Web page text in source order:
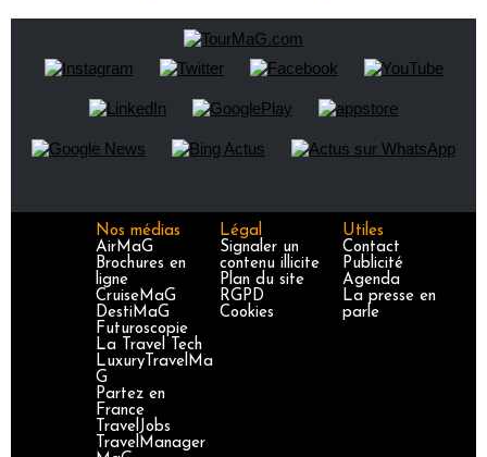
Nos médias
AirMaG
Brochures en
ligne
CruiseMaG
DestiMaG
Futuroscopie
La Travel Tech
LuxuryTravelMa
G
Partez en
France
TravelJobs
TravelManager
Légal
Signaler un
contenu illicite
Plan du site
RGPD
Cookies
Utiles
Contact
Publicité
Agenda
La presse en
parle